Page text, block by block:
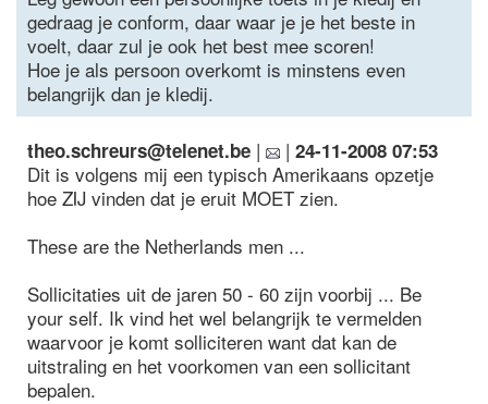
gedraag je conform, daar waar je je het beste in
voelt, daar zul je ook het best mee scoren!
Hoe je als persoon overkomt is minstens even
belangrijk dan je kledij.
theo.schreurs@telenet.be | | 24-11-2008 07:53
Dit is volgens mij een typisch Amerikaans opzetje
hoe ZIJ vinden dat je eruit MOET zien.
These are the Netherlands men ...
Sollicitaties uit de jaren 50 - 60 zijn voorbij ... Be
your self. Ik vind het wel belangrijk te vermelden
waarvoor je komt solliciteren want dat kan de
uitstraling en het voorkomen van een sollicitant
bepalen.